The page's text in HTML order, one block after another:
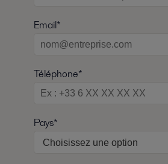
Email*
Téléphone*
Pays*